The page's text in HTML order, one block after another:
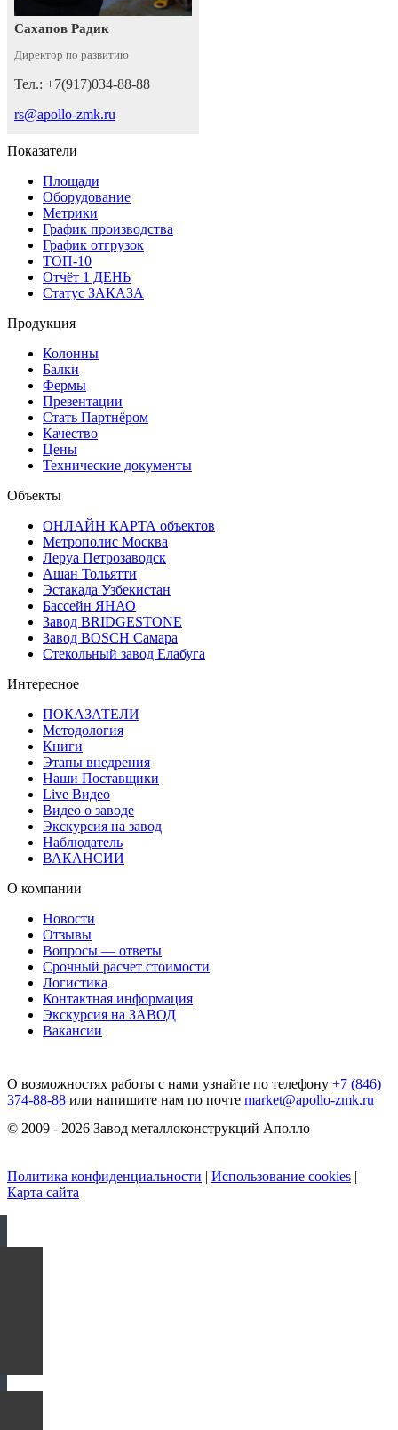
Сахапов Радик
Директор по развитию
Тел.: +7(917)034-88-88
rs@apollo-zmk.ru
Показатели
Площади
Оборудование
Метрики
График производства
График отгрузок
ТОП-10
Отчёт 1 ДЕНЬ
Статус ЗАКАЗА
Продукция
Колонны
Балки
Фермы
Презентации
Стать Партнёром
Качество
Цены
Технические документы
Объекты
ОНЛАЙН КАРТА объектов
Метрополис Москва
Леруа Петрозаводск
Ашан Тольятти
Эстакада Узбекистан
Бассейн ЯНАО
Завод BRIDGESTONE
Завод BOSCH Самара
Стекольный завод Елабуга
Интересное
ПОКАЗАТЕЛИ
Методология
Книги
Этапы внедрения
Наши Поставщики
Live Видео
Видео о заводе
Экскурсия на завод
Наблюдатель
ВАКАНСИИ
О компании
Новости
Отзывы
Вопросы — ответы
Срочный расчет стоимости
Логистика
Контактная информация
Экскурсия на ЗАВОД
Вакансии
О возможностях работы с нами узнайте по телефону +7 (846)
374-88-88 или напишите нам по почте market@apollo-zmk.ru
© 2009 - 2026 Завод металлоконструкций Аполло
Политика конфиденциальности | Использование cookies |
Карта сайта